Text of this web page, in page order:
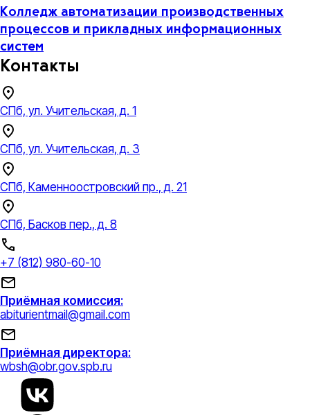
Колледж автоматизации производственных
процессов и прикладных информационных
систем
Контакты
СПб, ул. Учительская, д. 1
СПб, ул. Учительская, д. 3
СПб, Каменноостровский пр., д. 21
СПб, Басков пер., д. 8
+7 (812) 980-60-10
Приёмная комиссия:
abiturientmail@gmail.com
Приёмная директора:
wbsh@obr.gov.spb.ru